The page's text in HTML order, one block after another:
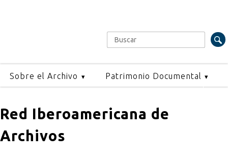
Formulario de búsqueda
Buscar
Sobre el Archivo Patrimonio Documental
Red Iberoamericana de
Archivos